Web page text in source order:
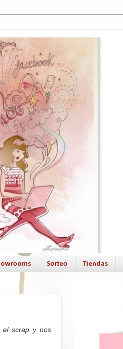
Sorteo Tiendas
el scrap y nos